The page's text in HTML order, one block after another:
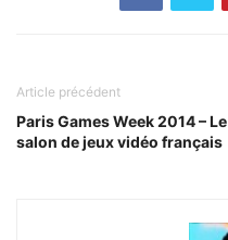
Article précédent
Paris Games Week 2014 – Le
salon de jeux vidéo français